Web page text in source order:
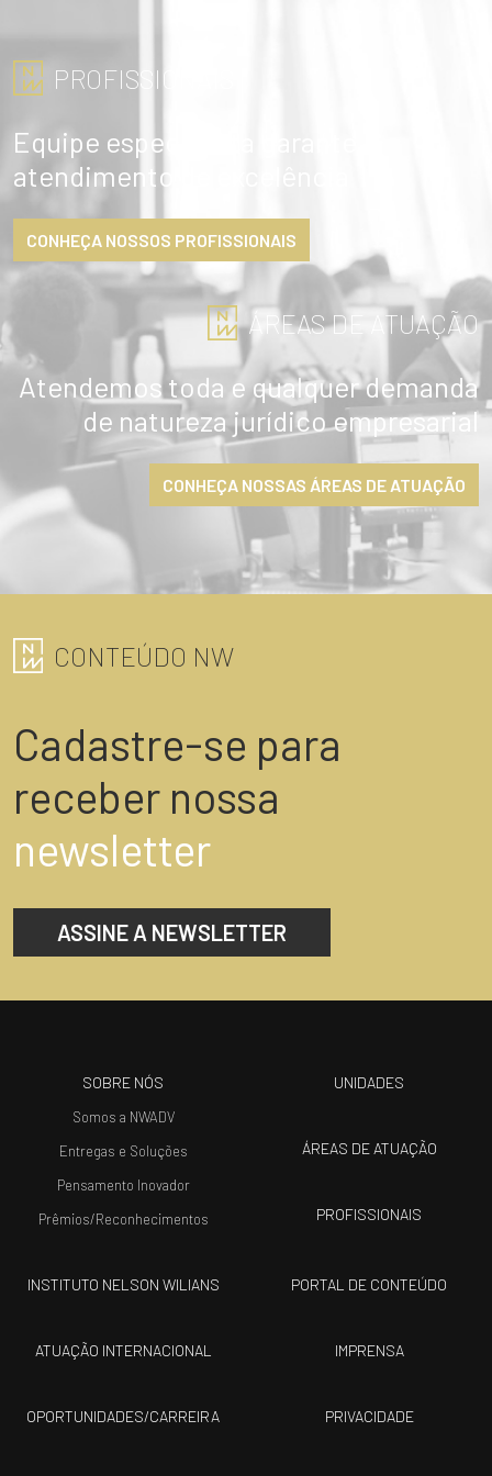
PROFISSIONAIS
Equipe especialista garante
atendimento de excelência
CONHEÇA NOSSOS PROFISSIONAIS
ÁREAS DE ATUAÇÃO
Atendemos toda e qualquer demanda
de natureza jurídico empresarial
CONHEÇA NOSSAS ÁREAS DE ATUAÇÃO
CONTEÚDO NW
Cadastre-se para
receber nossa
newsletter
ASSINE A NEWSLETTER
SOBRE NÓS
Somos a NWADV
Entregas e Soluções
Pensamento Inovador
Prêmios/Reconhecimentos
UNIDADES
ÁREAS DE ATUAÇÃO
PROFISSIONAIS
INSTITUTO NELSON WILIANS
ATUAÇÃO INTERNACIONAL
OPORTUNIDADES/CARREIRA
PORTAL DE CONTEÚDO
IMPRENSA
PRIVACIDADE